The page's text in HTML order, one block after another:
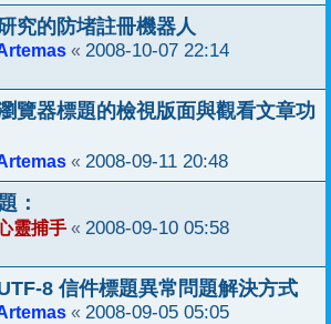
究的防堵註冊機器人
« 2008-10-07 22:14
覽器標題的檢視版面與觀看文章功
« 2008-09-11 20:48
：
靈捕手 « 2008-09-10 05:58
8 信件標題異常問題解決方式
« 2008-09-05 05:05